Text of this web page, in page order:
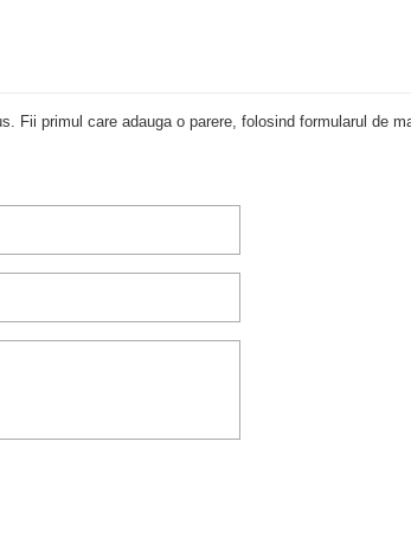
Fii primul care adauga o parere, folosind formularul de